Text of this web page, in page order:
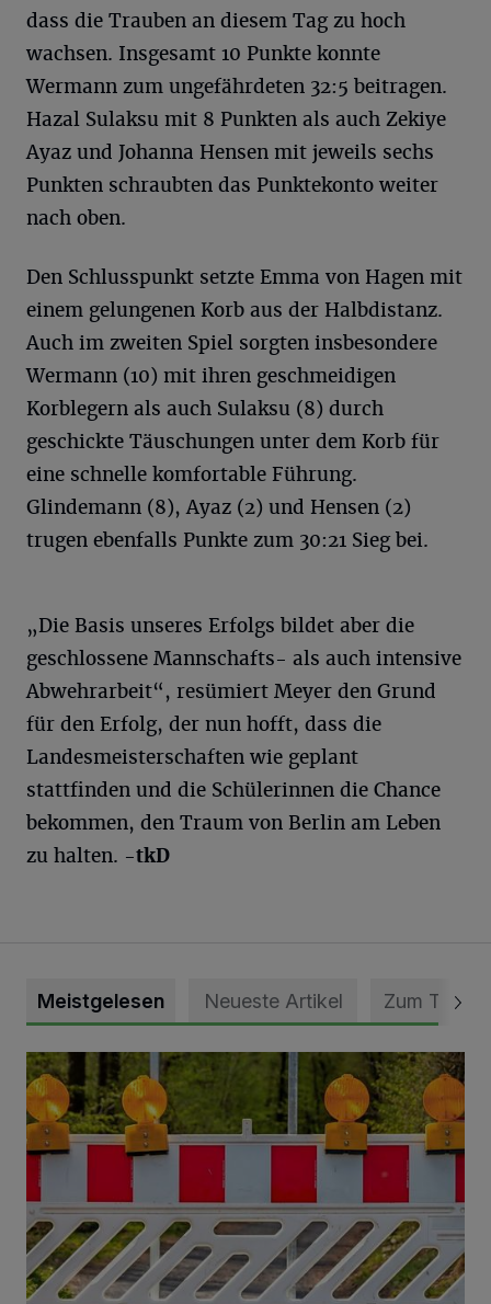
dass die Trauben an diesem Tag zu hoch
wachsen. Insgesamt 10 Punkte konnte
Wermann zum ungefährdeten 32:5 beitragen.
Hazal Sulaksu mit 8 Punkten als auch Zekiye
Ayaz und Johanna Hensen mit jeweils sechs
Punkten schraubten das Punktekonto weiter
nach oben.
Den Schlusspunkt setzte Emma von Hagen mit
einem gelungenen Korb aus der Halbdistanz.
Auch im zweiten Spiel sorgten insbesondere
Wermann (10) mit ihren geschmeidigen
Korblegern als auch Sulaksu (8) durch
geschickte Täuschungen unter dem Korb für
eine schnelle komfortable Führung.
Glindemann (8), Ayaz (2) und Hensen (2)
trugen ebenfalls Punkte zum 30:21 Sieg bei.
„Die Basis unseres Erfolgs bildet aber die
geschlossene Mannschafts- als auch intensive
Abwehrarbeit“, resümiert Meyer den Grund
für den Erfolg, der nun hofft, dass die
Landesmeisterschaften wie geplant
stattfinden und die Schülerinnen die Chance
bekommen, den Traum von Berlin am Leben
zu halten. -tkD
Meistgelesen Neueste Artikel Zum Thema
Vollsperrung der Talstraße in Grevenbroich-Kapellen